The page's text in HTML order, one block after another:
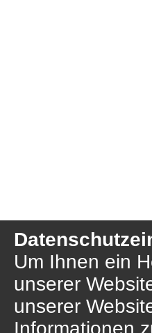
Um Ihnen ein
unserer
unserer
Informationen